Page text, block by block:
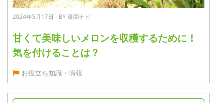
2024年5月17日 - BY 菜園ナビ
甘くて美味しいメロンを収穫するために！
気を付けることは？
お役立ち知識・情報